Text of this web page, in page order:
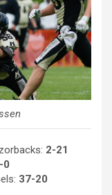
2-21
0
37-20